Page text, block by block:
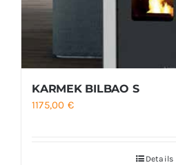
KARMEK BILBAO S
1175,00 €
Details